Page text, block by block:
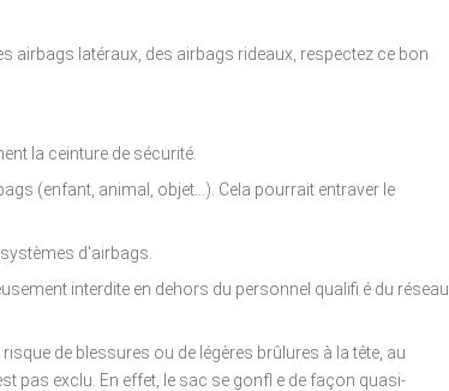
airbags latéraux, des airbags rideaux, respectez ce bon
la ceinture de sécurité.
(enfant, animal, objet...). Cela pourrait entraver le
d'airbags.
interdite en dehors du personnel qualifi é du réseau
de blessures ou de légères brûlures à la tête, au
pas exclu. En effet, le sac se gonfl e de façon quasi-